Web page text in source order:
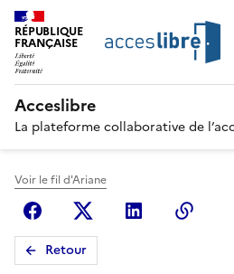
RÉPUBLIQUE
FRANÇAISE
Acceslibre
La plateforme collaborative de
Voir le fil d'Ariane
FacebookX (anciennement
Linkedin
Retour